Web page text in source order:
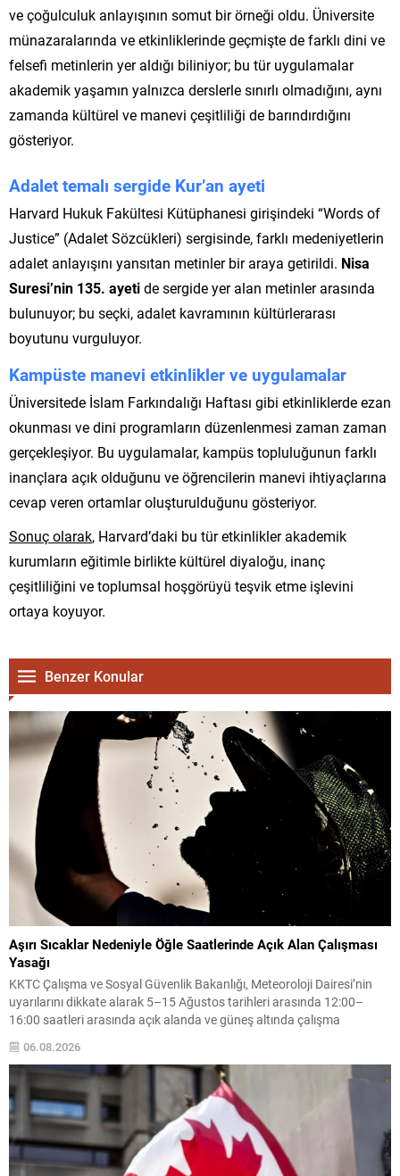
ve çoğulculuk anlayışının somut bir örneği oldu. Üniversite
münazaralarında ve etkinliklerinde geçmişte de farklı dini ve
felsefi metinlerin yer aldığı biliniyor; bu tür uygulamalar
akademik yaşamın yalnızca derslerle sınırlı olmadığını, aynı
zamanda kültürel ve manevi çeşitliliği de barındırdığını
gösteriyor.
Adalet temalı sergide Kur’an ayeti
Harvard Hukuk Fakültesi Kütüphanesi girişindeki “Words of
Justice” (Adalet Sözcükleri) sergisinde, farklı medeniyetlerin
adalet anlayışını yansıtan metinler bir araya getirildi. Nisa
Suresi’nin 135. ayetide sergide yer alan metinler arasında
bulunuyor; bu seçki, adalet kavramının kültürlerarası
boyutunu vurguluyor.
Kampüste manevi etkinlikler ve uygulamalar
Üniversitede İslam Farkındalığı Haftası gibi etkinliklerde ezan
okunması ve dini programların düzenlenmesi zaman zaman
gerçekleşiyor. Bu uygulamalar, kampüs topluluğunun farklı
inançlara açık olduğunu ve öğrencilerin manevi ihtiyaçlarına
cevap veren ortamlar oluşturulduğunu gösteriyor.
Sonuç olarak, Harvard’daki bu tür etkinlikler akademik
kurumların eğitimle birlikte kültürel diyaloğu, inanç
çeşitliliğini ve toplumsal hoşgörüyü teşvik etme işlevini
ortaya koyuyor.
Benzer Konular
Aşırı Sıcaklar Nedeniyle Öğle Saatlerinde Açık Alan Çalışması
Yasağı
KKTC Çalışma ve Sosyal Güvenlik Bakanlığı, Meteoroloji Dairesi’nin
uyarılarını dikkate alarak 5–15 Ağustos tarihleri arasında 12:00–
16:00 saatleri arasında açık alanda ve güneş altında çalışma
çalışanları sıcak çarpması, aşırı sıvı kaybı gibi sağlık risklerinden
korumayı amaçlıyor. Meskun mahal dışındaki tarım ve inşaat
faaliyetlerinde...
06.08.2026